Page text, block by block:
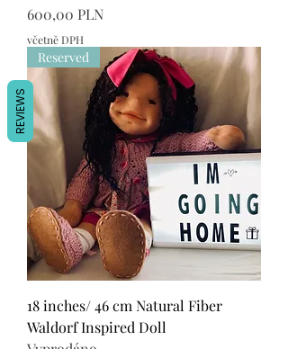
Cena
600,00 PLN
včetně DPH
Reserved
18 inches/ 46 cm Natural Fiber
Waldorf Inspired Doll
REVIEWS